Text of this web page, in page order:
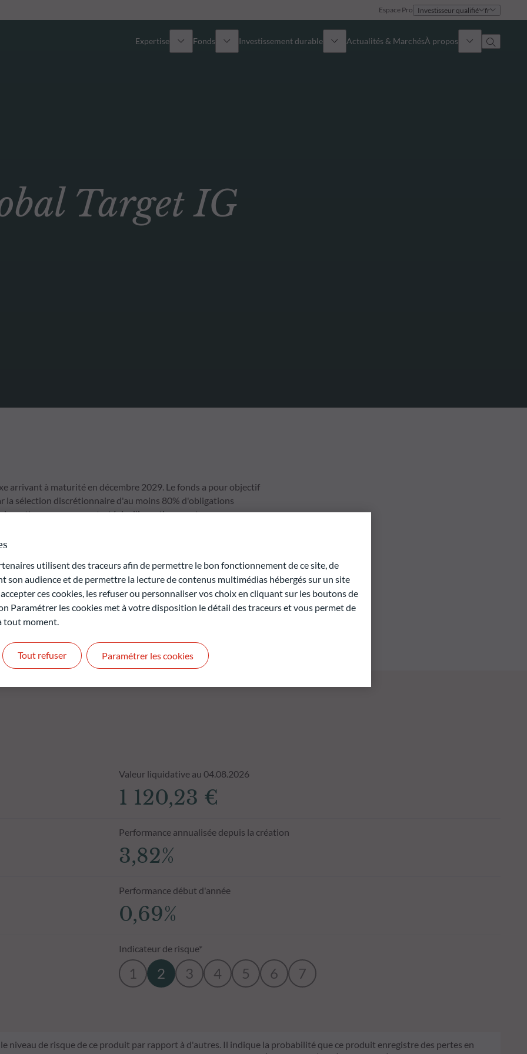
Espace Pro Investisseur qualifié fr
Expertise
ETF actifs
Fonds Investissement durable Actualités & MarchésÀ propos
Target IG
arrivant à maturité en décembre 2029. Le fonds a pour objectif
la sélection discrétionnaire d'au moins 80% d'obligations
mettra en œuvre sa stratégie d'investissement sur une
société de gestion (31 décembre 2029). La sélection des
éprouvé qui combine une recherche fondamentale sur le
gestion disciplinée et réactive du risque.
en capital.
des performances futures et ne sont pas constantes dans
Valeur liquidative au 04.08.2026
1 120,23 €
Performance annualisée depuis la création
3,82%
Performance début d'année
0,69%
Indicateur de risque*
1 2 3 4 5 6 7
niveau de risque de ce produit par rapport à d'autres. Il indique la probabilité que ce produit enregistre des pertes en
utilisent des traceurs afin de permettre le bon fonctionnement de ce site, de
son audience et de permettre la lecture de contenus multimédias hébergés sur un site
ces cookies, les refuser ou personnaliser vos choix en cliquant sur les boutons de
Paramétrer les cookies met à votre disposition le détail des traceurs et vous permet de
tout moment.
Tout refuser Paramétrer les cookies